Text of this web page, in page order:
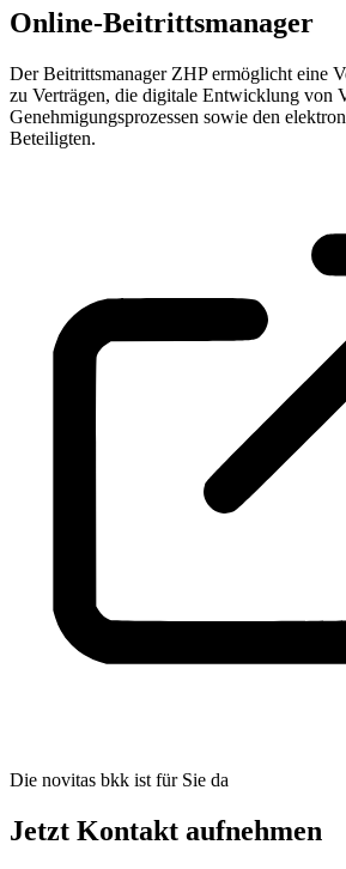
Online-Beitrittsmanager
Der Beitrittsmanager ZHP ermöglicht eine
zu Verträgen, die digitale Entwicklung von
Genehmigungsprozessen sowie den
Beteiligten.
Die novitas bkk ist für Sie da
Jetzt Kontakt aufnehmen